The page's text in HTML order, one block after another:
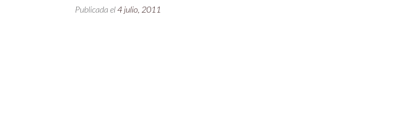
Publicada el4 julio, 2011